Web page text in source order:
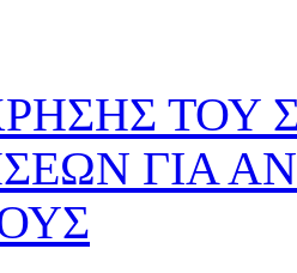
ΤΟΥ
ΓΙΑ